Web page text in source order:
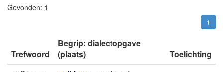
Gevonden: 1
1
Trefwoord
Begrip: dialectopgave
(plaats)
Toelichting